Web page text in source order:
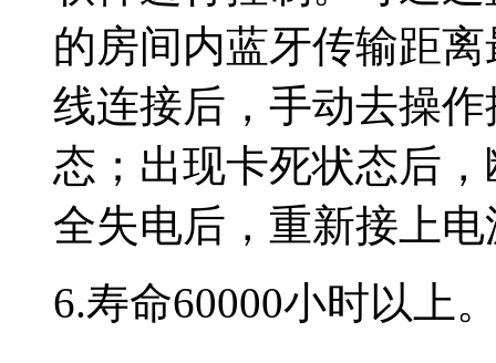
的房间内蓝牙传输距
线连接后，手动去操
态；出现卡死状态后
全失电后，重新接上
6.寿命60000小时以上